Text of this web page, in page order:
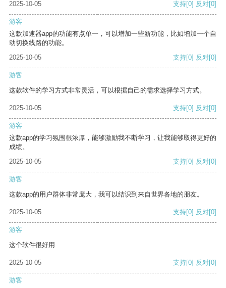
2025-10-05
支持[0] 反对[0]
游客
这款加速器app的功能有点单一，可以增加一些新功能，比如增加一个自
动切换线路的功能。
2025-10-05
支持[0] 反对[0]
游客
这款软件的学习方式非常灵活，可以根据自己的需求选择学习方式。
2025-10-05 支持[0] 反对[0]
游客
这款app的学习氛围很浓厚，能够激励我不断学习，让我能够取得更好的
成绩。
2025-10-05
支持[0] 反对[0]
游客
这款app的用户群体非常庞大，我可以结识到来自世界各地的朋友。
2025-10-05 支持[0] 反对[0]
游客
这个软件很好用
2025-10-05 支持[0] 反对[0]
游客